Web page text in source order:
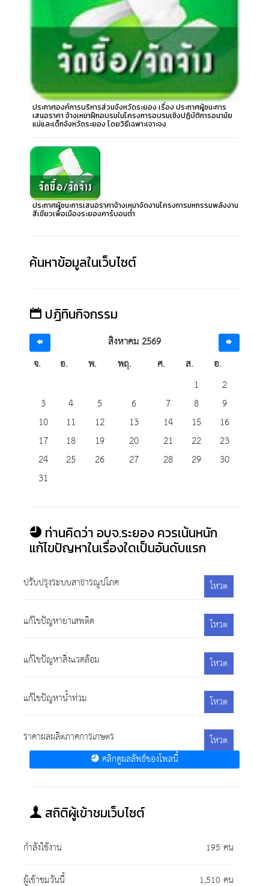
ประกาศองค์การบริหารส่วนจังหวัดระยอง เรื่อง ประกาศผู้ชนะการ
เสนอราคา จ้างเหมาฝึกอบรมในโครงการอบรมเชิงปฏิบัติการอนามัย
แม่และเด็กจังหวัดระยอง โดยวิธีเฉพาะเจาะจง
ประกาศผู้ชนะการเสนอราคาจ้างเหมาจัดงานโครงการมหกรรมพลังงาน
สีเขียวเพื่อเมืองระยองคาร์บอนต่ำ
ค้นหาข้อมูลในเว็บไซต์
ปฎิทินกิจกรรม
สิงหาคม 2569
จ.
อ. พ. พฤ. ศ. ส.
อ.
1
2
3
4 5 6 7 8
9
10
11 12 13 14 15
16
17
18 19 20 21 22
23
24
25 26 27 28 29
30
31
ท่านคิดว่า อบจ.ระยอง ควรเน้นหนัก
แก้ไขปัญหาในเรื่องใดเป็นอันดับแรก
ปรับปรุงระบบสาธารณูปโภค โหวต
แก้ไขปัญหายาเสพติด โหวต
แก้ไขปัญหาสิ่งแวดล้อม โหวต
แก้ไขปัญหาน้ำท่วม โหวต
ราคาผลผลิตภาคการเกษตร
โหวต
คลิกดูผลลัพธ์ของโพลนี้
สถิติผู้เข้าชมเว็บไซต์
กำลังใช้งาน
195 คน
ผู้เข้าชมวันนี้
1,510 คน